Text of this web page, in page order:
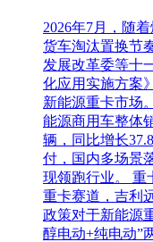
4.2凡有意参加投标者
(http://
办理CA数字证书(详
南(http://
省公共资源交易服务
购买、下载招标文件
CA数字证书的投标人
(http://
4.3 凡有意参加投标者
2日17:00(北京时间，
2026年7月，随
货车淘汰置换节
发展改革委等十
化应用实施方案
新能源重卡市场
能源商用车整体
辆，同比增长
付，国内多场景
现领跑行业。 重
重卡赛道，吉利
政策对于新能源
醇电动+纯电动”